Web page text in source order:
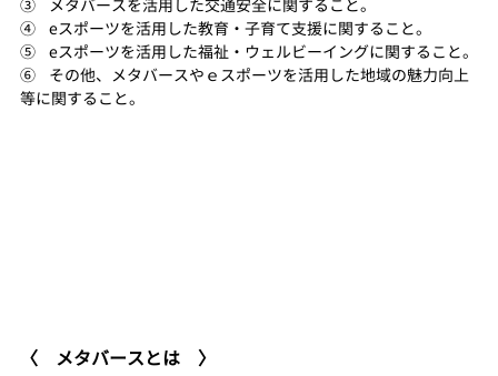
③    メタバースを活用した交通安全に関すること。
④    eスポーツを活用した教育・子育て支援に関すること。
⑤    eスポーツを活用した福祉・ウェルビーイングに関すること。
⑥    その他、メタバースやｅスポーツを活用した地域の魅力向上
等に関すること。
〈　メタバースとは　〉